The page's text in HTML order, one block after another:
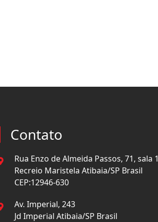
Contato
Rua Enzo de Almeida Passos, 71, sala 1
Recreio Maristela Atibaia/SP Brasil
CEP:12946-630
Av. Imperial, 243
Jd Imperial Atibaia/SP Brasil